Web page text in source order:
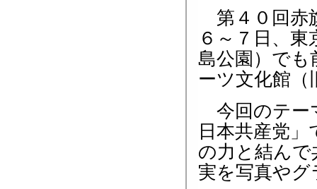
第４０回赤
６～７日、
島公園）でも
ーツ文化館（
今回のテー
日本共産党
の力と結ん
実を写真や